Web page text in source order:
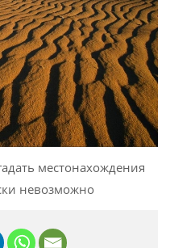
местонахождения
невозможно